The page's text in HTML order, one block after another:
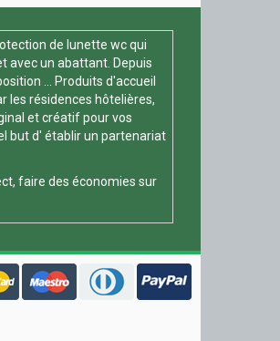
de lunette wc qui
avec un abattant. Depuis
... Produits d'accueil
les résidences hôtelières,
et créatif pour vos
but d' établir un partenariat
faire des économies sur